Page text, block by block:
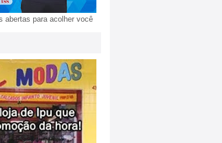
abertas para acolher você